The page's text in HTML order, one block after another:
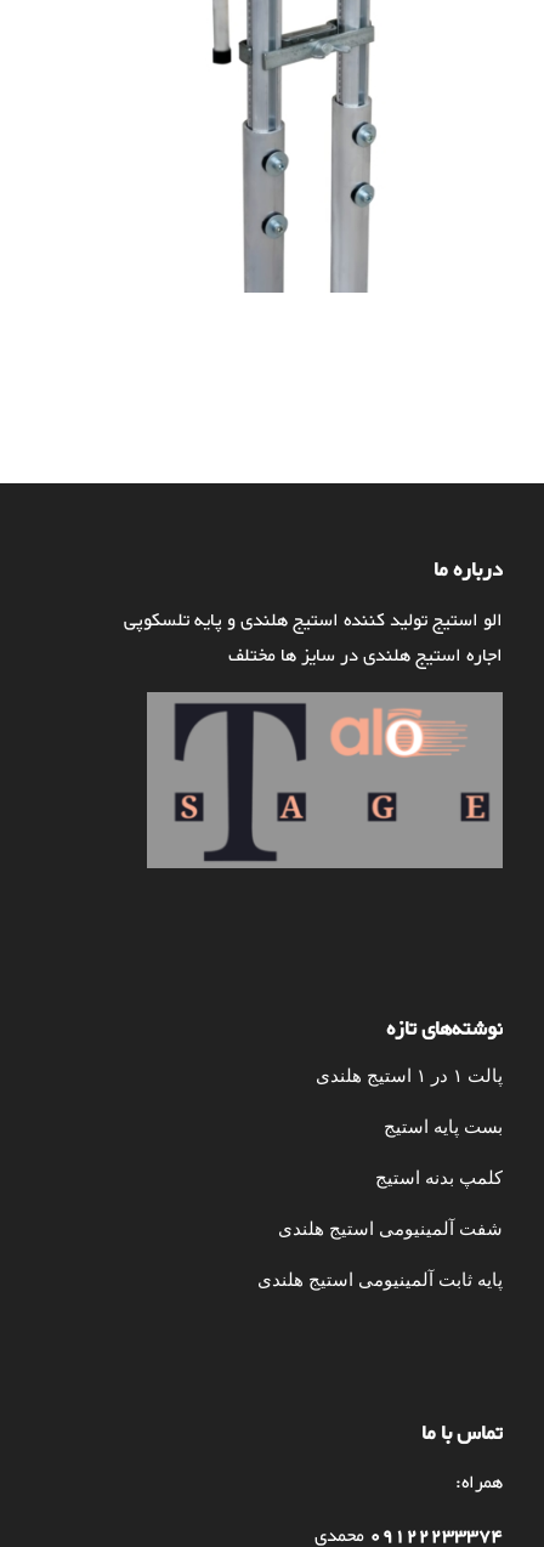
درباره ما
الو استیج تولید کننده استیج هلندی و پایه تلسکوپی
اجاره استیج هلندی در سایز ها مختلف
نوشته‌های تازه
پالت ۱ در ۱ استیج هلندی
بست پایه استیج
کلمپ بدنه استیج
شفت آلمینیومی استیج هلندی
پایه ثابت آلمینیومی استیج هلندی
تماس با ما
همراه:
09122233374 محمدی